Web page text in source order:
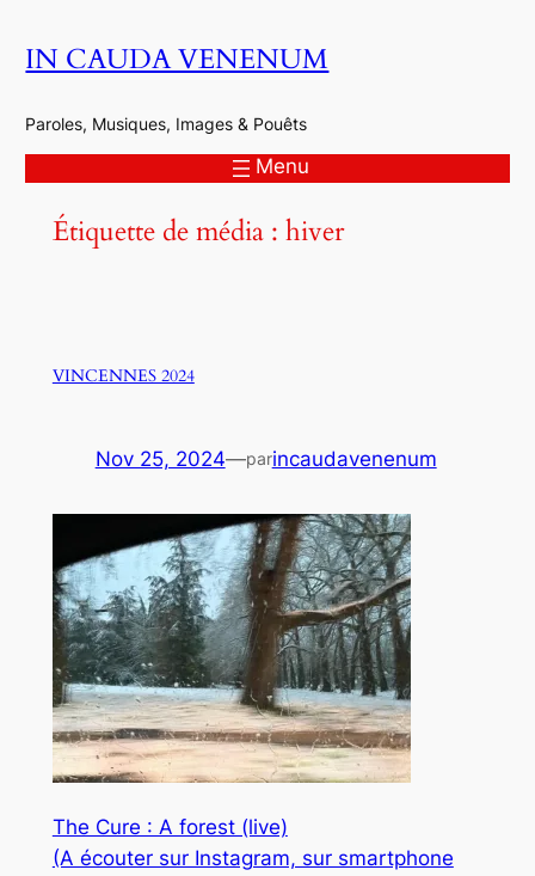
auIN CAUDA VENENUM
Paroles, Musiques, Images & Pouêts
Menu
Étiquette de média : hiver
VINCENNES 2024
Nov 25, 2024—parincaudavenenum
The Cure : A forest (live)
(A écouter sur Instagram, sur smartphone